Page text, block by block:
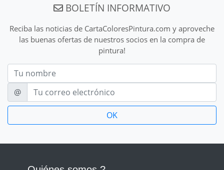
BOLETÍN INFORMATIVO
Reciba las noticias de CartaColoresPintura.com y aproveche
las buenas ofertas de nuestros socios en la compra de
pintura!
Nom
E-mail
@